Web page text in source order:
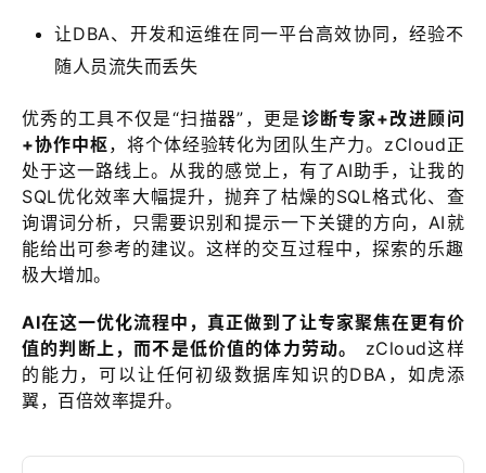
让DBA、开发和运维在同一平台高效协同，经验不
随人员流失而丢失
优秀的工具不仅是“扫描器”，更是诊断专家+改进顾问
+协作中枢，将个体经验转化为团队生产力。zCloud正
处于这一路线上。从我的感觉上，有了AI助手，让我的
SQL优化效率大幅提升，抛弃了枯燥的SQL格式化、查
询谓词分析，只需要识别和提示一下关键的方向，AI就
能给出可参考的建议。这样的交互过程中，探索的乐趣
极大增加。
AI在这一优化流程中，真正做到了让专家聚焦在更有价
值的判断上，而不是低价值的体力劳动。
zCloud这样
的能力，可以让任何初级数据库知识的DBA，如虎添
翼，百倍效率提升。